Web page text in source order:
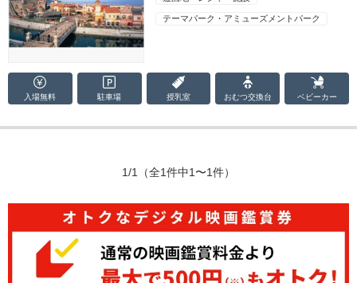
テーマパーク・アミューズメントパーク
入場無料 駐車場 授乳室 おむつ交換台 ベビーカー
1/1 （全1件中1〜1件）